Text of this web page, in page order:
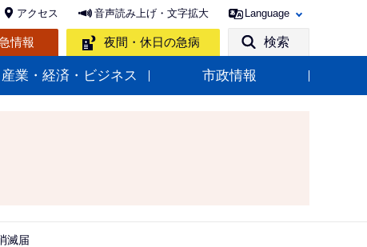
アクセス 音声読み上げ・文字拡大 Language
情報 夜間・休日の急病 検索
産業・経済・ビジネス 市政情報
滅届